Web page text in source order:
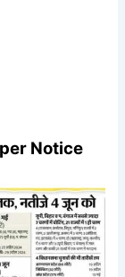
Notice